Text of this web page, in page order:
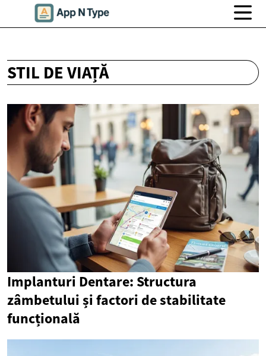
STIL DE VIAȚĂ
Implanturi Dentare: Structura
zâmbetului și factori de stabilitate
funcțională